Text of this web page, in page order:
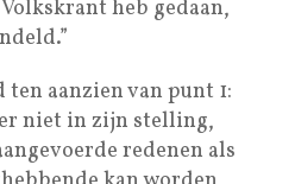
heb gedaan,
ten aanzien van punt 1:
niet in zijn stelling,
redenen als